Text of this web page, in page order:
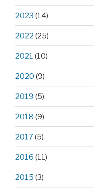
2023 (14)
2022 (25)
2021 (10)
2020 (9)
2019 (5)
2018 (9)
2017(5)
2016 (11)
2015 (3)